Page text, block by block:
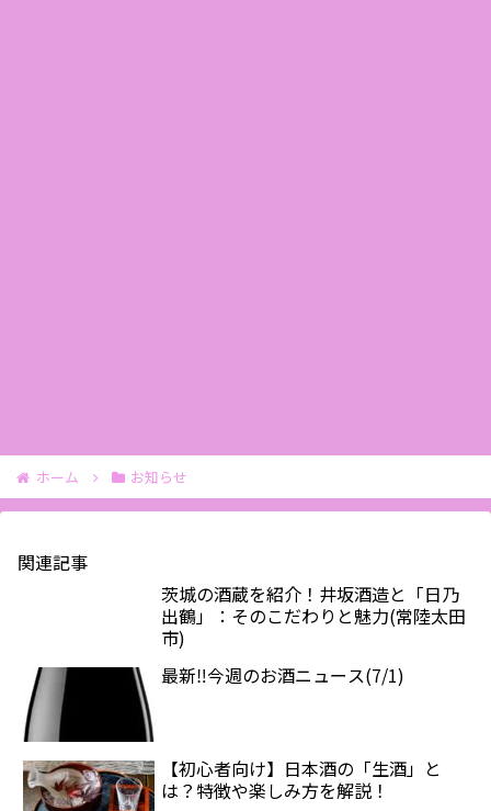
ホーム お知らせ
関連記事
茨城の酒蔵を紹介！井坂酒造と「日乃
出鶴」：そのこだわりと魅力(常陸太田
市)
最新‼️今週のお酒ニュース(7/1)
【初心者向け】日本酒の「生酒」と
は？特徴や楽しみ方を解説！